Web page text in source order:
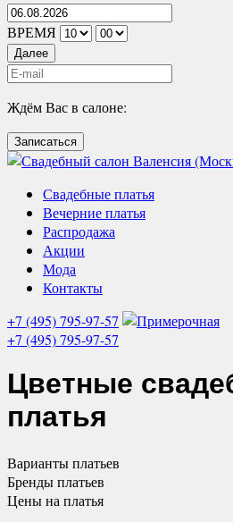
ВРЕМЯ
Далее
Ждём Вас в салоне:
Записаться
Свадебные платья
Вечерние платья
Распродажа
Акции
Мода
Контакты
+7 (495) 795-97-57
+7 (495) 795-97-57
Цветные
платья
Вариантыплатьев
Брендыплатьев
Ценына платья